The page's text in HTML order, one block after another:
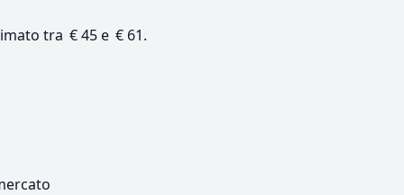
tra € 45 e € 61.